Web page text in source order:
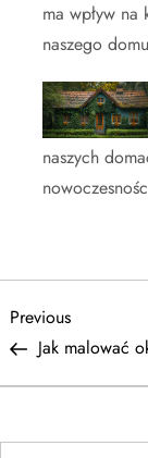
ma wpływ
naszego
naszych
N
a
w
Previous
Post
Previous
Jak malować